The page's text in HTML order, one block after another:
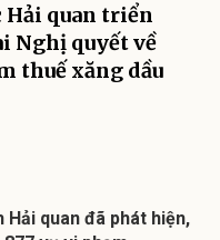
Hải quan triển
Nghị quyết về
thuế xăng dầu
Hải quan đã phát hiện,